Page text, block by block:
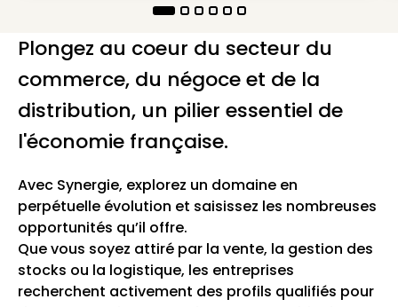
Plongez au coeur du secteur du
commerce, du négoce et de la
distribution, un pilier essentiel de
l'économie française.
Avec Synergie, explorez un domaine en
perpétuelle évolution et saisissez les nombreuses
opportunités qu’il offre.
Que vous soyez attiré par la vente, la gestion des
stocks ou la logistique, les entreprises
recherchent activement des profils qualifiés pour